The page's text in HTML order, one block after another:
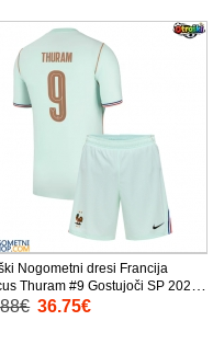
Nogometni dresi Francija
Thuram #9 Gostujoči SP 2026
Rokav (+ Kratke hlače)
36.75€